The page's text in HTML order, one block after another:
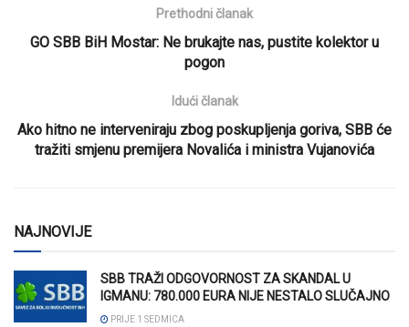
Prethodni članak
GO SBB BiH Mostar: Ne brukajte nas, pustite kolektor u
pogon
Idući članak
Ako hitno ne interveniraju zbog poskupljenja goriva, SBB će
tražiti smjenu premijera Novalića i ministra Vujanovića
NAJNOVIJE
SBB TRAŽI ODGOVORNOST ZA SKANDAL U
IGMANU: 780.000 EURA NIJE NESTALO SLUČAJNO
PRIJE 1 SEDMICA